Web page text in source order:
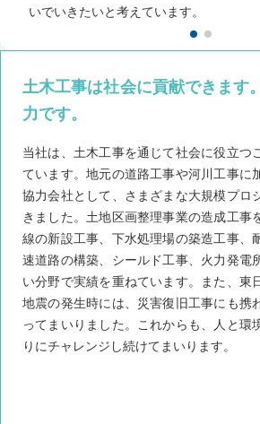
いでいきたいと考えています。
土木工事は社会に貢献できます
力です。
当社は、土木工事を通じて社会に役立つ
ています。地元の道路工事や河川工事に
協力会社として、さまざまな大規模プロ
きました。土地区画整理事業の造成工事
線の新設工事、下水処理場の築造工事、
速道路の構築、シールド工事、火力発電
い分野で実績を重ねています。また、東
地震の発生時には、災害復旧工事にも携
ってまいりました。これからも、人と環
りにチャレンジし続けてまいります。